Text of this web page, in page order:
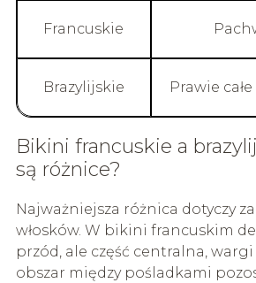
Francuskie
Brazylijskie Prawie
Bikini francuskie a
są różnice?
Najważniejsza różnica dotyczy
włosków. W bikini francuskim
przód, ale część centralna,
obszar między pośladkami